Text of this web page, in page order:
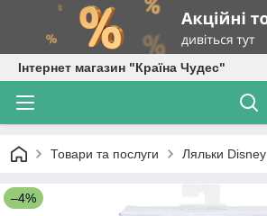
Інтернет магазин "Країна Чудес"
Товари та послуги Ляльки Disney
–4%